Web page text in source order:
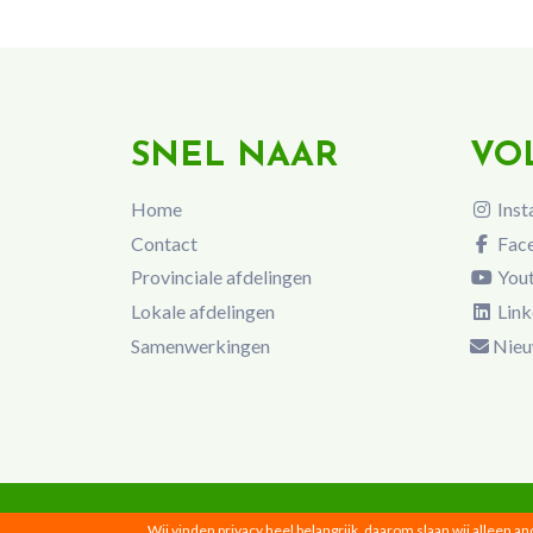
SNEL NAAR
Home
Contact
Provinciale afdelingen
Lokale afdelingen
Samenwerkingen